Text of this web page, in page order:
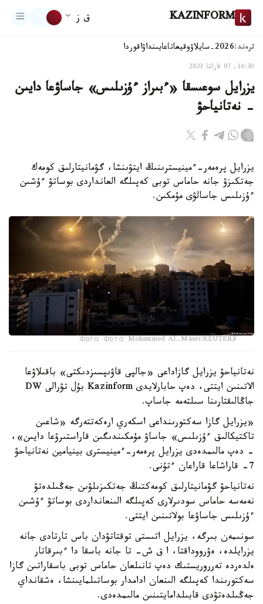
KAZINFORM ق ز
ترەند:2026-سايلاۋ وقيعاتاعايىنداۋاقوردا
16:30, 07 قاراشا 2023
يزرايل سوعىسقا «ءبىراز ءۇزىلىس» جاساۋعا دايىن
- نەتانياحۋ
يزرايل پرەمەر-ءمينيسترىنىڭ ايتۋىنشا، گۋمانيتارلىق كومەك
جەتكىزۋ جانە حاماس توبى كەپىلگە العانداردى بوساتۋ ءۇشىن
ءۇزىلىس جاسالۋى مۇمكىن.
Фото: Фото: Mohammed Al-Masri/REUTERS
نەتانياحۋ يزرايل گازاداعى «جالپى قاۋىپسىزدىكتى» باقىلاۋعا
الاتىنىن ايتتى، دەپ حابارلايدى Kazinform بۇل تۋرالى DW
جاڭالىقتارىنا سىلتەمە جاساپ.
«يزرايل گازا سەكتورىنداعى اسكەري ارەكەتتەرگە «شاعىن
تاكتيكالىق ءۇزىلىس» جاساۋ مۇمكىندىگىن قاراستىرۋعا دايىن»،
- دەپ مالىمدەدى يزرايل پرەمەر-ءمينيسترى بينيامين نەتانياحۋ
7- قاراشاعا قاراعان ءتۇنى.
نەتانياحۋ گۋمانيتارلىق كومەكتىڭ جەتكىزىلۋىن جەڭىلدەتۋ
نەمەسە حاماس سودىرلارى كەپىلگە الىنعانداردى بوساتۋ ءۇشىن
ءۇزىلىس جاساۋعا بولاتىنىن ايتتى.
سونىمەن بىرگە، يزرايل اتىستى توقتاتۋدان باس تارتادى جانە
يزرايلدە، ەۋرووداقتا، ا ق ش- تا جانە باسقا دا ءبىرقاتار
ەلدەردە تەرروريستىك دەپ تانىلعان حاماس توبى باسقاراتىن گازا
سەكتورىندا كەپىلگە الىنعان ادامدار بوساتىلمايىنشا، ەشقانداي
جەڭىلدەتۋدى قابىلدامايتىنىن مالىمدەدى.